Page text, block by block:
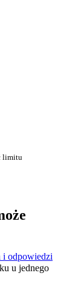
limitu
i odpowiedzi
u jednego